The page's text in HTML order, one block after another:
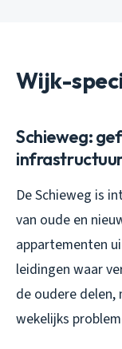
Wijk-
Schieweg:
De Schieweg is
van oude en
appartementen
leidingen waar
de oudere delen,
wekelijks